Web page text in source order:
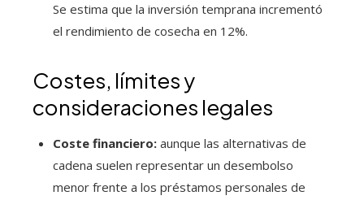
Se estima que la inversión temprana incrementó
el rendimiento de cosecha en 12%.
Costes, límites y
consideraciones legales
Coste financiero: aunque las alternativas de
cadena suelen representar un desembolso
menor frente a los préstamos personales de